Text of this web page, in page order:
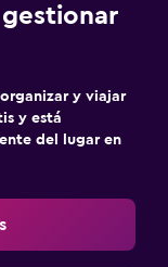
y viajar
y está
del lugar en